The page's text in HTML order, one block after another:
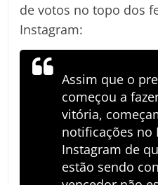
de votos no topo dos
Instagram:
Assim que o
começou a
vitória,
notificações no
Instagram de
estão sendo